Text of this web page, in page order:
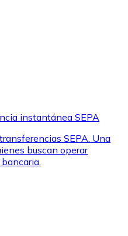
instantánea SEPA
SEPA. Una
buscan operar